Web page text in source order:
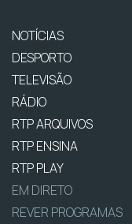
NOTÍCIAS
DESPORTO
TELEVISÃO
RÁDIO
RTP ARQUIVOS
RTP ENSINA
RTP PLAY
EM DIRETO
REVER PROGRAMAS